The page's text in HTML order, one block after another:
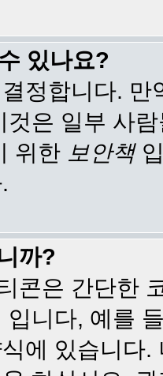
있나요?
정합니다.
것은 일부 사
위한 보안책
까?
콘은 간단한
입니다, 예를
에 있습니다